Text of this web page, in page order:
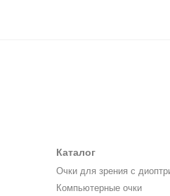
Каталог
Очки для зрения с
Компьютерные очки